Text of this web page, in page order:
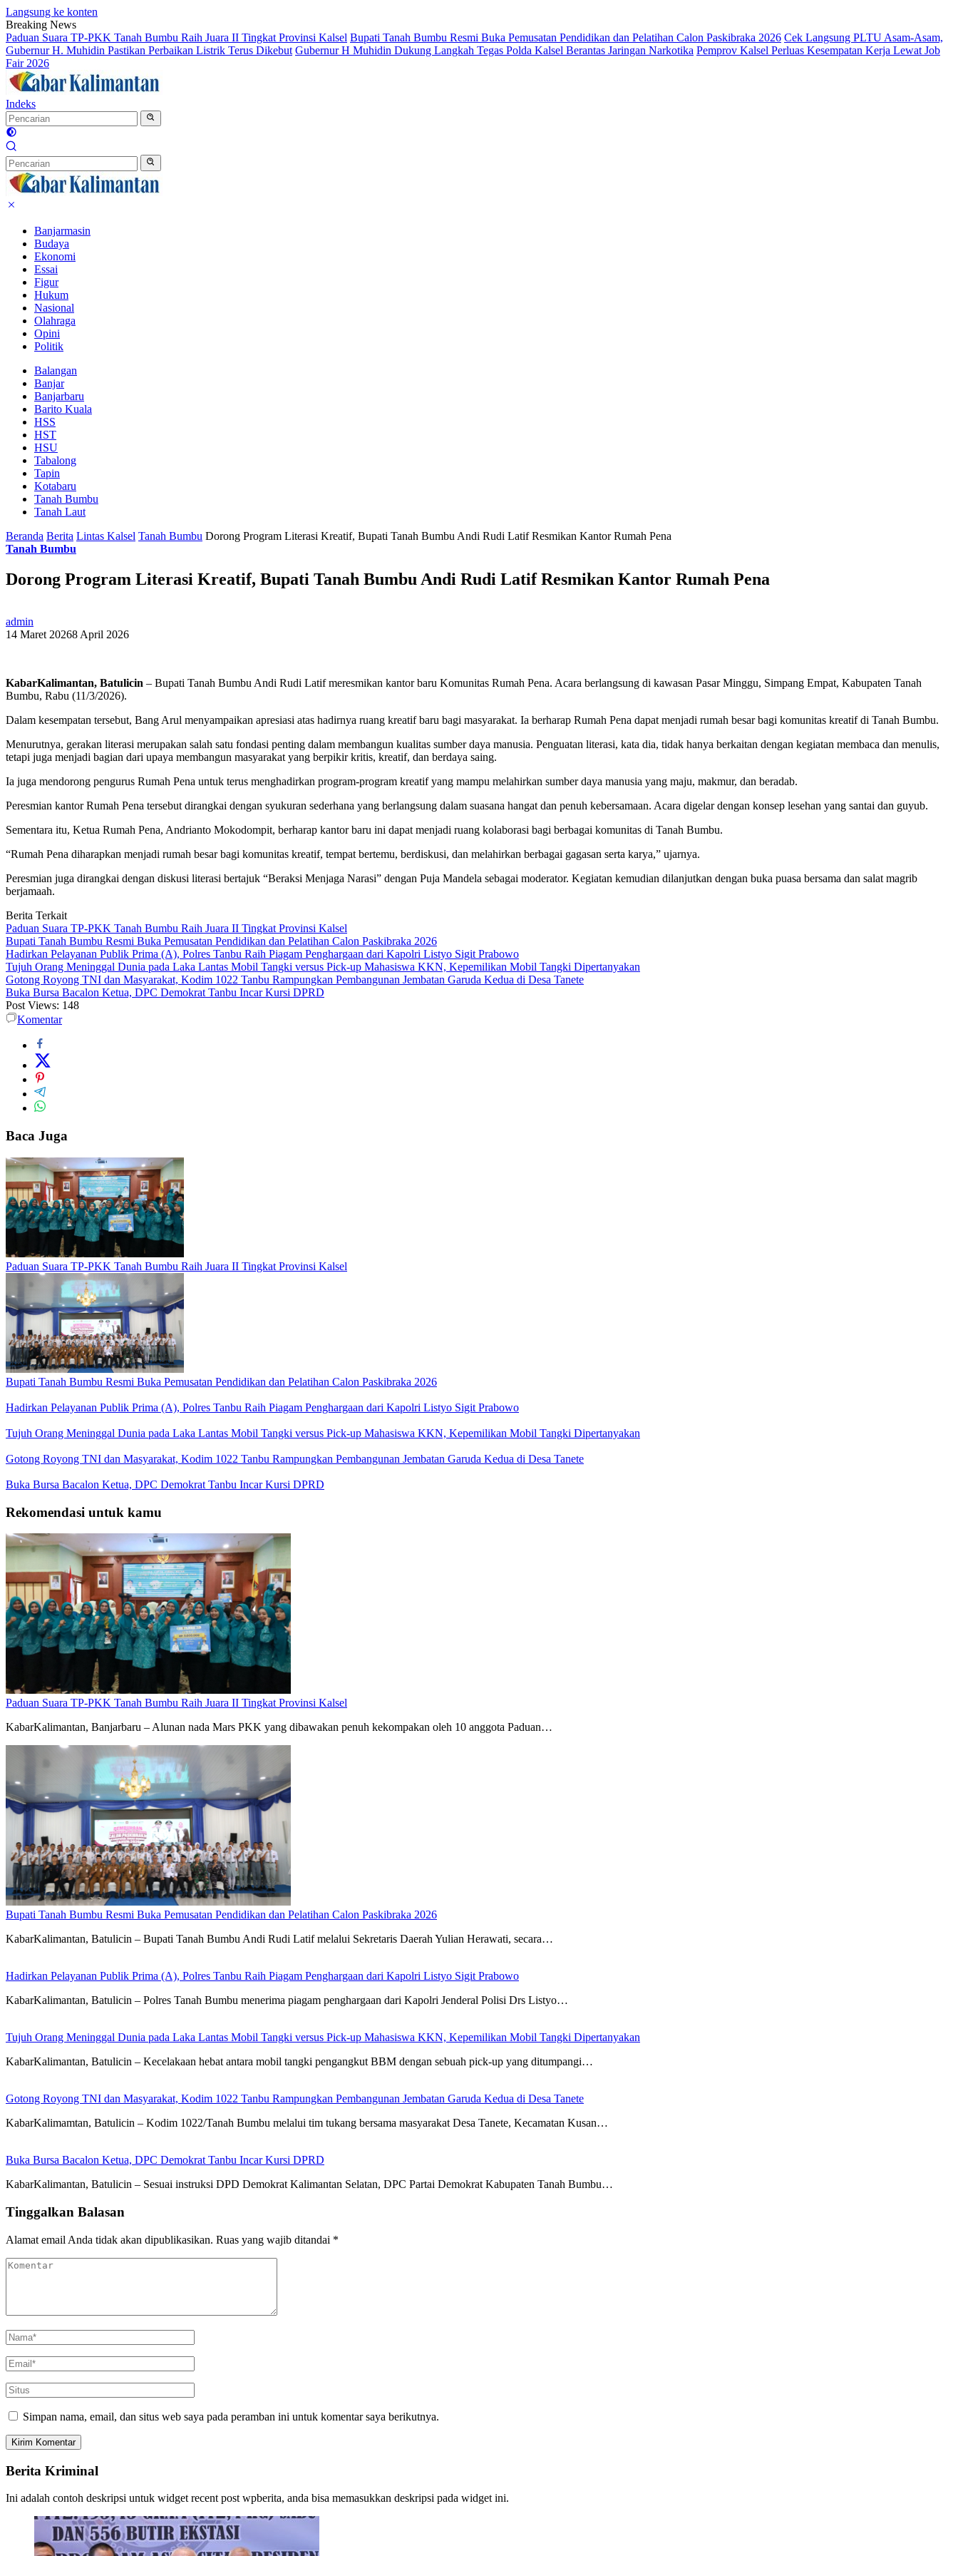
Langsung ke konten
Breaking News
Paduan Suara TP-PKK Tanah Bumbu Raih Juara II Tingkat Provinsi Kalsel Bupati Tanah Bumbu Resmi Buka Pemusatan Pendidikan dan Pelatihan Calon Paskibraka 2026 Cek Langsung PLTU Asam-Asam,
Gubernur H. Muhidin Pastikan Perbaikan Listrik Terus Dikebut Gubernur H Muhidin Dukung Langkah Tegas Polda Kalsel Berantas Jaringan Narkotika Pemprov Kalsel Perluas Kesempatan Kerja Lewat Job
Fair 2026
Indeks
Banjarmasin
Budaya
Ekonomi
Essai
Figur
Hukum
Nasional
Olahraga
Opini
Politik
Balangan
Banjar
Banjarbaru
Barito Kuala
HSS
HST
HSU
Tabalong
Tapin
Kotabaru
Tanah Bumbu
Tanah Laut
Beranda Berita Lintas Kalsel Tanah Bumbu Dorong Program Literasi Kreatif, Bupati Tanah Bumbu Andi Rudi Latif Resmikan Kantor Rumah Pena
Tanah Bumbu
Dorong Program Literasi Kreatif, Bupati Tanah Bumbu Andi Rudi Latif Resmikan Kantor Rumah Pena
admin
14 Maret 20268 April 2026
KabarKalimantan, Batulicin – Bupati Tanah Bumbu Andi Rudi Latif meresmikan kantor baru Komunitas Rumah Pena. Acara berlangsung di kawasan Pasar Minggu, Simpang Empat, Kabupaten Tanah
Bumbu, Rabu (11/3/2026).
Dalam kesempatan tersebut, Bang Arul menyampaikan apresiasi atas hadirnya ruang kreatif baru bagi masyarakat. Ia berharap Rumah Pena dapat menjadi rumah besar bagi komunitas kreatif di Tanah Bumbu.
Menurutnya, gerakan literasi merupakan salah satu fondasi penting dalam membangun kualitas sumber daya manusia. Penguatan literasi, kata dia, tidak hanya berkaitan dengan kegiatan membaca dan menulis,
tetapi juga menjadi bagian dari upaya membangun masyarakat yang berpikir kritis, kreatif, dan berdaya saing.
Ia juga mendorong pengurus Rumah Pena untuk terus menghadirkan program-program kreatif yang mampu melahirkan sumber daya manusia yang maju, makmur, dan beradab.
Peresmian kantor Rumah Pena tersebut dirangkai dengan syukuran sederhana yang berlangsung dalam suasana hangat dan penuh kebersamaan. Acara digelar dengan konsep lesehan yang santai dan guyub.
Sementara itu, Ketua Rumah Pena, Andrianto Mokodompit, berharap kantor baru ini dapat menjadi ruang kolaborasi bagi berbagai komunitas di Tanah Bumbu.
“Rumah Pena diharapkan menjadi rumah besar bagi komunitas kreatif, tempat bertemu, berdiskusi, dan melahirkan berbagai gagasan serta karya,” ujarnya.
Peresmian juga dirangkai dengan diskusi literasi bertajuk “Beraksi Menjaga Narasi” dengan Puja Mandela sebagai moderator. Kegiatan kemudian dilanjutkan dengan buka puasa bersama dan salat magrib
berjamaah.
Berita Terkait
Paduan Suara TP-PKK Tanah Bumbu Raih Juara II Tingkat Provinsi Kalsel
Bupati Tanah Bumbu Resmi Buka Pemusatan Pendidikan dan Pelatihan Calon Paskibraka 2026
Hadirkan Pelayanan Publik Prima (A), Polres Tanbu Raih Piagam Penghargaan dari Kapolri Listyo Sigit Prabowo
Tujuh Orang Meninggal Dunia pada Laka Lantas Mobil Tangki versus Pick-up Mahasiswa KKN, Kepemilikan Mobil Tangki Dipertanyakan
Gotong Royong TNI dan Masyarakat, Kodim 1022 Tanbu Rampungkan Pembangunan Jembatan Garuda Kedua di Desa Tanete
Buka Bursa Bacalon Ketua, DPC Demokrat Tanbu Incar Kursi DPRD
Post Views: 148
Komentar
Baca Juga
Paduan Suara TP-PKK Tanah Bumbu Raih Juara II Tingkat Provinsi Kalsel
Bupati Tanah Bumbu Resmi Buka Pemusatan Pendidikan dan Pelatihan Calon Paskibraka 2026
Hadirkan Pelayanan Publik Prima (A), Polres Tanbu Raih Piagam Penghargaan dari Kapolri Listyo Sigit Prabowo
Tujuh Orang Meninggal Dunia pada Laka Lantas Mobil Tangki versus Pick-up Mahasiswa KKN, Kepemilikan Mobil Tangki Dipertanyakan
Gotong Royong TNI dan Masyarakat, Kodim 1022 Tanbu Rampungkan Pembangunan Jembatan Garuda Kedua di Desa Tanete
Buka Bursa Bacalon Ketua, DPC Demokrat Tanbu Incar Kursi DPRD
Rekomendasi untuk kamu
Paduan Suara TP-PKK Tanah Bumbu Raih Juara II Tingkat Provinsi Kalsel
KabarKalimantan, Banjarbaru – Alunan nada Mars PKK yang dibawakan penuh kekompakan oleh 10 anggota Paduan…
Bupati Tanah Bumbu Resmi Buka Pemusatan Pendidikan dan Pelatihan Calon Paskibraka 2026
KabarKalimantan, Batulicin – Bupati Tanah Bumbu Andi Rudi Latif melalui Sekretaris Daerah Yulian Herawati, secara…
Hadirkan Pelayanan Publik Prima (A), Polres Tanbu Raih Piagam Penghargaan dari Kapolri Listyo Sigit Prabowo
KabarKalimantan, Batulicin – Polres Tanah Bumbu menerima piagam penghargaan dari Kapolri Jenderal Polisi Drs Listyo…
Tujuh Orang Meninggal Dunia pada Laka Lantas Mobil Tangki versus Pick-up Mahasiswa KKN, Kepemilikan Mobil Tangki Dipertanyakan
KabarKalimantan, Batulicin – Kecelakaan hebat antara mobil tangki pengangkut BBM dengan sebuah pick-up yang ditumpangi…
Gotong Royong TNI dan Masyarakat, Kodim 1022 Tanbu Rampungkan Pembangunan Jembatan Garuda Kedua di Desa Tanete
KabarKalimamtan, Batulicin – Kodim 1022/Tanah Bumbu melalui tim tukang bersama masyarakat Desa Tanete, Kecamatan Kusan…
Buka Bursa Bacalon Ketua, DPC Demokrat Tanbu Incar Kursi DPRD
KabarKalimantan, Batulicin – Sesuai instruksi DPD Demokrat Kalimantan Selatan, DPC Partai Demokrat Kabupaten Tanah Bumbu…
Tinggalkan Balasan
Alamat email Anda tidak akan dipublikasikan. Ruas yang wajib ditandai *
Simpan nama, email, dan situs web saya pada peramban ini untuk komentar saya berikutnya.
Berita Kriminal
Ini adalah contoh deskripsi untuk widget recent post wpberita, anda bisa memasukkan deskripsi pada widget ini.